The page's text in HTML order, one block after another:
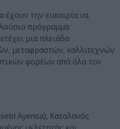
έχουν την ευκαιρία να
πρόγραμμα
μια πλειάδα
μεταφραστών, καλλιτεχνών
φορέων από όλο τον
Ayensa), Καταλανός